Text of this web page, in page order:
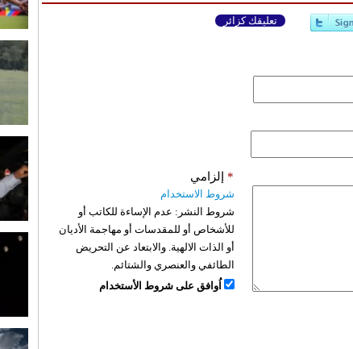
تعليقك كزائر
إلزامي *
شروط الاستخدام
شروط النشر: عدم الإساءة للكاتب أو
للأشخاص أو للمقدسات أو مهاجمة الأديان
أو الذات الالهية. والابتعاد عن التحريض
الطائفي والعنصري والشتائم.
اُوافق على شروط الأستخدام